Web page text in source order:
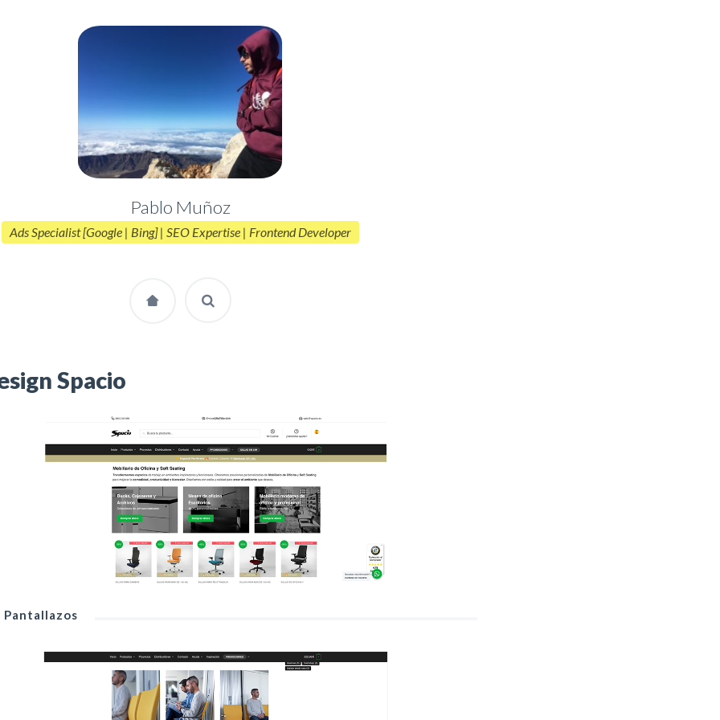
Pablo Muñoz
Ads Specialist [Google | Bing] | SEO Expertise | Frontend Developer
Spacio
Pantallazos